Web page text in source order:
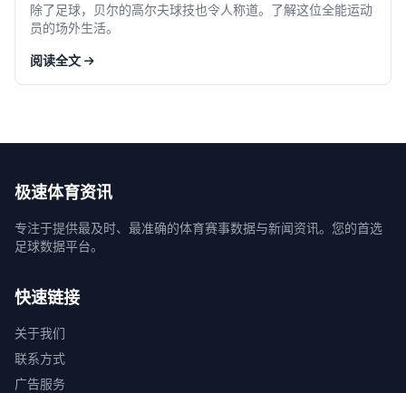
除了足球，贝尔的高尔夫球技也令人称道。了解这位全能运动
员的场外生活。
阅读全文
极速体育资讯
专注于提供最及时、最准确的体育赛事数据与新闻资讯。您的首选
足球数据平台。
快速链接
关于我们
联系方式
广告服务